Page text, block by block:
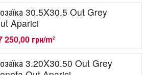
30.5X30.5 Out Grey
Aparici
250,00 грн/m2
3.20X30.50 Out Grey